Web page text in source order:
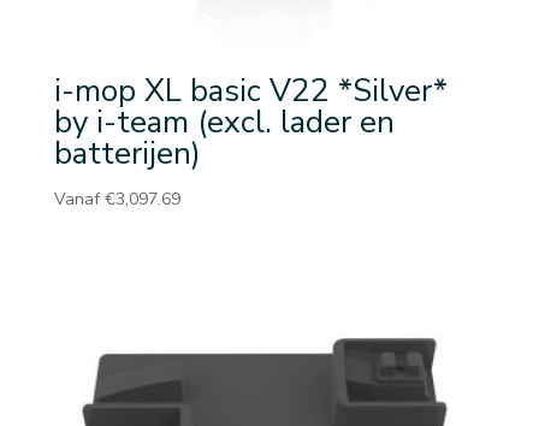
i-mop XL basic V22 *Silver*
by i-team (excl. lader en
batterijen)
Vanaf€3,097.69